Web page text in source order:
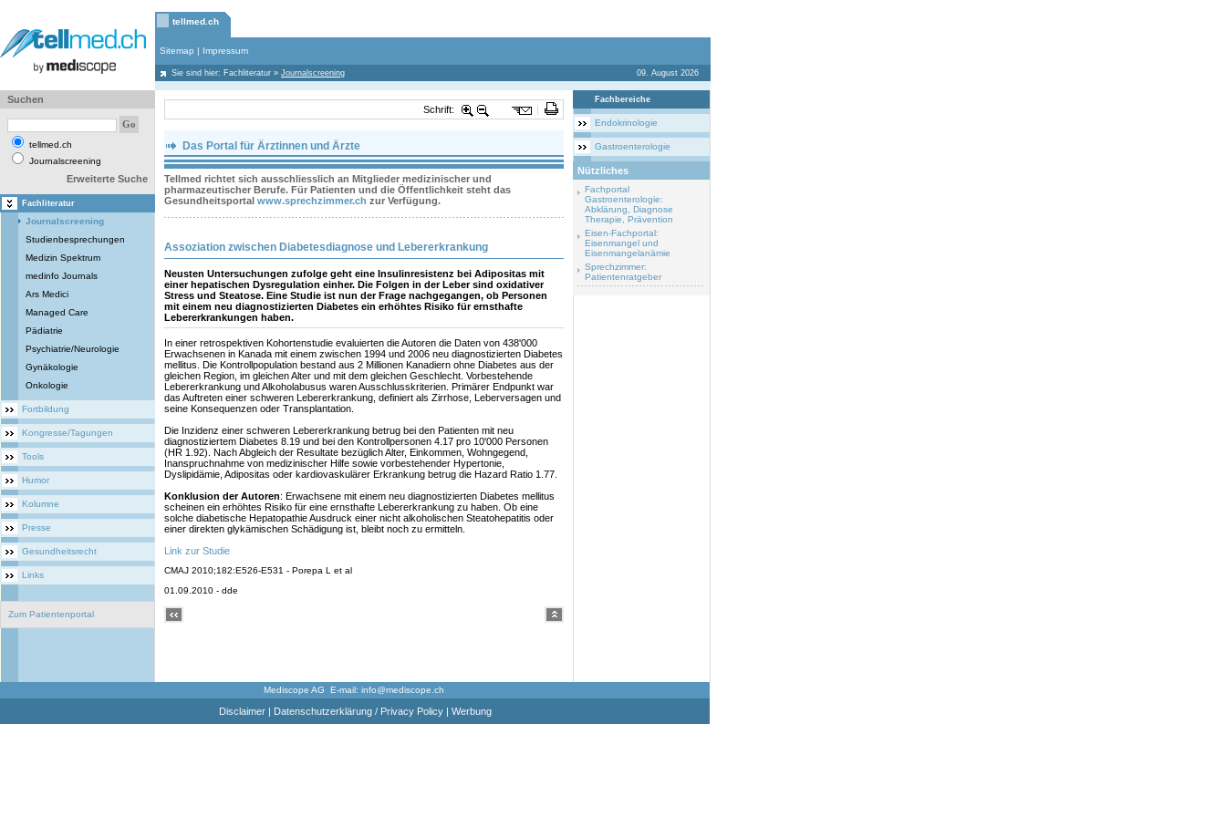
tellmed.ch
Sitemap | Impressum
Sie sind hier: Fachliteratur » Journalscreening 09. August 2026
Suchen
tellmed.ch
Journalscreening
Erweiterte Suche
Fachliteratur
Journalscreening
Studienbesprechungen
Medizin Spektrum
medinfo Journals
Ars Medici
Managed Care
Pädiatrie
Psychiatrie/Neurologie
Gynäkologie
Onkologie
Fortbildung
Kongresse/Tagungen
Tools
Humor
Kolumne
Presse
Gesundheitsrecht
Links
Zum Patientenportal
Schrift:
Das Portal für Ärztinnen und Ärzte
Tellmed richtet sich ausschliesslich an Mitglieder medizinischer und
pharmazeutischer Berufe. Für Patienten und die Öffentlichkeit steht das
Gesundheitsportal www.sprechzimmer.ch zur Verfügung.
Assoziation zwischen Diabetesdiagnose und Lebererkrankung
Neusten Untersuchungen zufolge geht eine Insulinresistenz bei Adipositas mit
einer hepatischen Dysregulation einher. Die Folgen in der Leber sind oxidativer
Stress und Steatose. Eine Studie ist nun der Frage nachgegangen, ob Personen
mit einem neu diagnostizierten Diabetes ein erhöhtes Risiko für ernsthafte
Lebererkrankungen haben.
In einer retrospektiven Kohortenstudie evaluierten die Autoren die Daten von 438'000
Erwachsenen in Kanada mit einem zwischen 1994 und 2006 neu diagnostizierten Diabetes
mellitus. Die Kontrollpopulation bestand aus 2 Millionen Kanadiern ohne Diabetes aus der
gleichen Region, im gleichen Alter und mit dem gleichen Geschlecht. Vorbestehende
Lebererkrankung und Alkoholabusus waren Ausschlusskriterien. Primärer Endpunkt war
das Auftreten einer schweren Lebererkrankung, definiert als Zirrhose, Leberversagen und
seine Konsequenzen oder Transplantation.
Die Inzidenz einer schweren Lebererkrankung betrug bei den Patienten mit neu
diagnostiziertem Diabetes 8.19 und bei den Kontrollpersonen 4.17 pro 10'000 Personen
(HR 1.92). Nach Abgleich der Resultate bezüglich Alter, Einkommen, Wohngegend,
Inanspruchnahme von medizinischer Hilfe sowie vorbestehender Hypertonie,
Dyslipidämie, Adipositas oder kardiovaskulärer Erkrankung betrug die Hazard Ratio 1.77.
Konklusion der Autoren: Erwachsene mit einem neu diagnostizierten Diabetes mellitus
scheinen ein erhöhtes Risiko für eine ernsthafte Lebererkrankung zu haben. Ob eine
solche diabetische Hepatopathie Ausdruck einer nicht alkoholischen Steatohepatitis oder
einer direkten glykämischen Schädigung ist, bleibt noch zu ermitteln.
Link zur Studie
CMAJ 2010;182:E526-E531 - Porepa L et al
01.09.2010 - dde
Fachbereiche
Endokrinologie
Gastroenterologie
Nützliches
Fachportal
Gastroenterologie:
Abklärung, Diagnose
Therapie, Prävention
Eisen-Fachportal:
Eisenmangel und
Eisenmangelanämie
Sprechzimmer:
Patientenratgeber
Mediscope AG E-mail: info@mediscope.ch
Disclaimer| Datenschutzerklärung / Privacy Policy| Werbung